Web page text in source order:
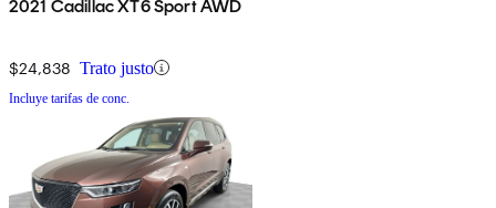
2021 Cadillac XT6 Sport AWD
$24,838 Trato justo
Incluye tarifas de conc.